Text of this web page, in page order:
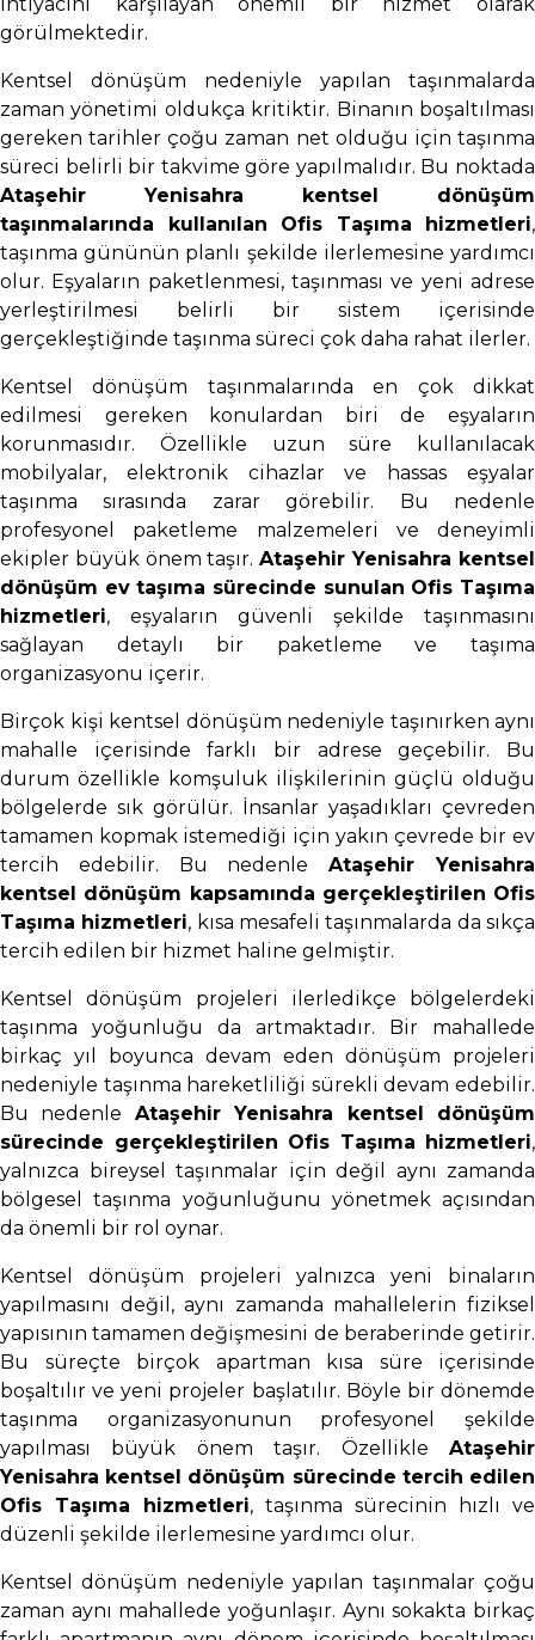
görülmektedir.
Kentsel dönüşüm nedeniyle yapılan taşınmalarda
zaman yönetimi oldukça kritiktir. Binanın boşaltılması
gereken tarihler çoğu zaman net olduğu için taşınma
süreci belirli bir takvime göre yapılmalıdır. Bu noktada
Ataşehir Yenisahra kentsel dönüşüm
taşınmalarında kullanılan Ofis Taşıma hizmetleri,
taşınma gününün planlı şekilde ilerlemesine yardımcı
olur. Eşyaların paketlenmesi, taşınması ve yeni adrese
yerleştirilmesi belirli bir sistem içerisinde
gerçekleştiğinde taşınma süreci çok daha rahat ilerler.
Kentsel dönüşüm taşınmalarında en çok dikkat
edilmesi gereken konulardan biri de eşyaların
korunmasıdır. Özellikle uzun süre kullanılacak
mobilyalar, elektronik cihazlar ve hassas eşyalar
taşınma sırasında zarar görebilir. Bu nedenle
profesyonel paketleme malzemeleri ve deneyimli
ekipler büyük önem taşır.Ataşehir Yenisahra kentsel
dönüşüm ev taşıma sürecinde sunulan Ofis Taşıma
hizmetleri, eşyaların güvenli şekilde taşınmasını
sağlayan detaylı bir paketleme ve taşıma
organizasyonu içerir.
Birçok kişi kentsel dönüşüm nedeniyle taşınırken aynı
mahalle içerisinde farklı bir adrese geçebilir. Bu
durum özellikle komşuluk ilişkilerinin güçlü olduğu
bölgelerde sık görülür. İnsanlar yaşadıkları çevreden
tamamen kopmak istemediği için yakın çevrede bir ev
tercih edebilir. Bu nedenleAtaşehir Yenisahra
kentsel dönüşüm kapsamında gerçekleştirilen Ofis
Taşıma hizmetleri, kısa mesafeli taşınmalarda da sıkça
tercih edilen bir hizmet haline gelmiştir.
Kentsel dönüşüm projeleri ilerledikçe bölgelerdeki
taşınma yoğunluğu da artmaktadır. Bir mahallede
birkaç yıl boyunca devam eden dönüşüm projeleri
nedeniyle taşınma hareketliliği sürekli devam edebilir.
Bu nedenle Ataşehir Yenisahra kentsel dönüşüm
sürecinde gerçekleştirilen Ofis Taşıma hizmetleri,
yalnızca bireysel taşınmalar için değil aynı zamanda
bölgesel taşınma yoğunluğunu yönetmek açısından
da önemli bir rol oynar.
Kentsel dönüşüm projeleri yalnızca yeni binaların
yapılmasını değil, aynı zamanda mahallelerin fiziksel
yapısının tamamen değişmesini de beraberinde getirir.
Bu süreçte birçok apartman kısa süre içerisinde
boşaltılır ve yeni projeler başlatılır. Böyle bir dönemde
taşınma organizasyonunun profesyonel şekilde
yapılması büyük önem taşır. Özellikle Ataşehir
Yenisahra kentsel dönüşüm sürecinde tercih edilen
Ofis Taşıma hizmetleri, taşınma sürecinin hızlı ve
düzenli şekilde ilerlemesine yardımcı olur.
Kentsel dönüşüm nedeniyle yapılan taşınmalar çoğu
zaman aynı mahallede yoğunlaşır. Aynı sokakta birkaç